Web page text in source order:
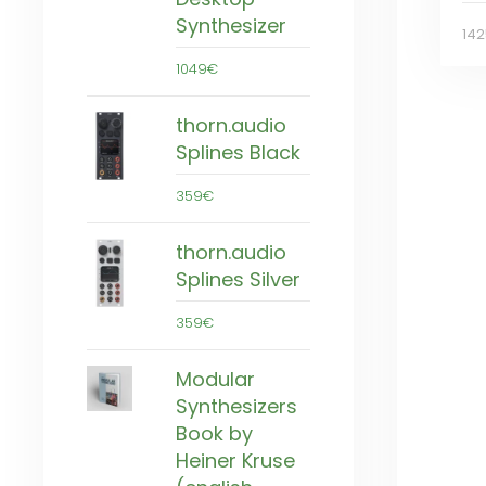
Synthesizer
1049€
thorn.audio
Splines Black
359€
thorn.audio
Splines Silver
359€
Modular
Synthesizers
Book by
Heiner Kruse